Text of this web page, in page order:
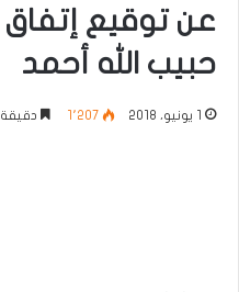
عن توقيع إتفاق
حبيب الله أحمد
1 يونيو، 2018 1٬207